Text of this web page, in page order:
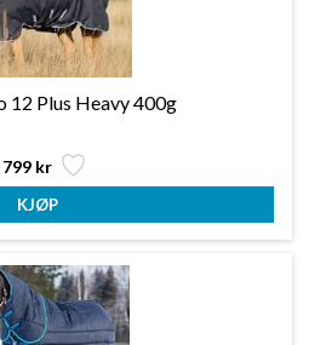
12 Plus Heavy 400g
799 kr